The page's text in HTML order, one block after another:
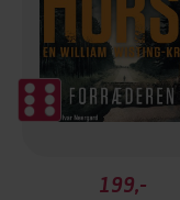
199,-